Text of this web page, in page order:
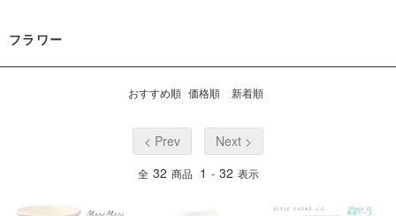
フラワー
おすすめ順 価格順 新着順
< Prev Next >
全 32 商品 1 - 32 表示